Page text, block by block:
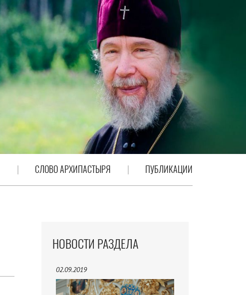
СЛОВО АРХИПАСТЫРЯ ПУБЛИКАЦИИ
НОВОСТИ РАЗДЕЛА
02.09.2019